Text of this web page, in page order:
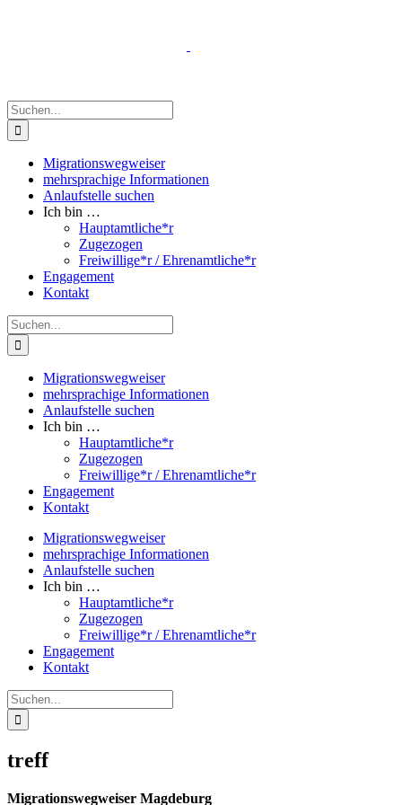
Suche
nach:
Migrationswegweiser
mehrsprachige Informationen
Anlaufstelle suchen
Ich bin …
Hauptamtliche*r
Zugezogen
Freiwillige*r / Ehrenamtliche*r
Engagement
Kontakt
Suche
nach:
Migrationswegweiser
mehrsprachige Informationen
Anlaufstelle suchen
Ich bin …
Hauptamtliche*r
Zugezogen
Freiwillige*r / Ehrenamtliche*r
Engagement
Kontakt
Migrationswegweiser
mehrsprachige Informationen
Anlaufstelle suchen
Ich bin …
Hauptamtliche*r
Zugezogen
Freiwillige*r / Ehrenamtliche*r
Engagement
Kontakt
Suche
nach:
treff
Migrationswegweiser Magdeburg